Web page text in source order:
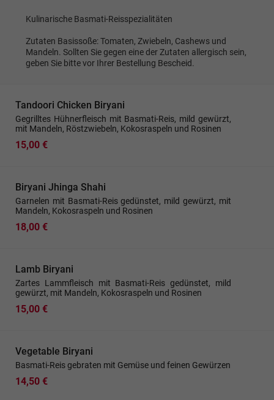
Kulinarische Basmati-Reisspezialitäten
Zutaten Basissoße: Tomaten, Zwiebeln, Cashews und
Mandeln. Sollten Sie gegen eine der Zutaten allergisch sein,
geben Sie bitte vor Ihrer Bestellung Bescheid.
Tandoori Chicken Biryani
Gegrilltes Hühnerfleisch mit Basmati-Reis, mild gewürzt,
mit Mandeln, Röstzwiebeln, Kokosraspeln und Rosinen
15,00 €
Biryani Jhinga Shahi
Garnelen mit Basmati-Reis gedünstet, mild gewürzt, mit
Mandeln, Kokosraspeln und Rosinen
18,00 €
Lamb Biryani
Zartes Lammfleisch mit Basmati-Reis gedünstet, mild
gewürzt, mit Mandeln, Kokosraspeln und Rosinen
15,00 €
Vegetable Biryani
Basmati-Reis gebraten mit Gemüse und feinen Gewürzen
14,50 €